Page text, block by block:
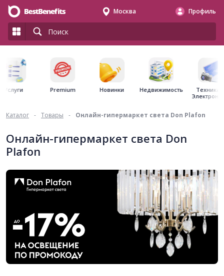
Москва Профиль
Услуги Premium Новинки Недвижимость
Техника
Каталог - Товары - Онлайн-гипермаркет света Don Plafon
Онлайн-гипермаркет света Don
Plafon